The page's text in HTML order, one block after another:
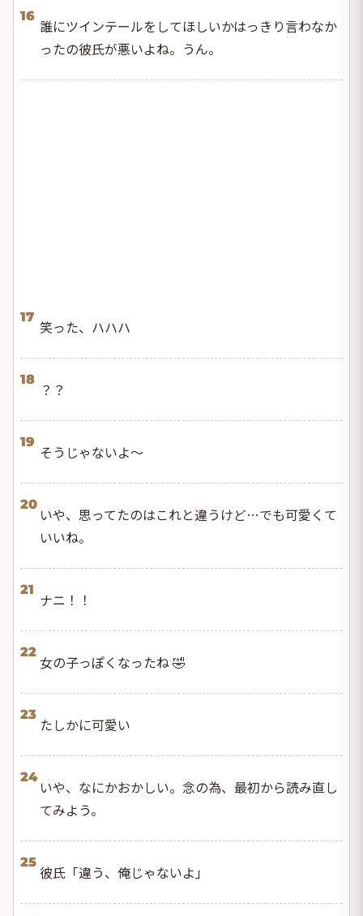
16
誰にツインテールをしてほしいかはっきり言わなか
ったの彼氏が悪いよね。うん。
17
笑った、ハハハ
18
？？
19
そうじゃないよ〜
20
いや、思ってたのはこれと違うけど…でも可愛くて
いいね。
21
ナニ！！
22
女の子っぽくなったね 🤣
23
たしかに可愛い
24
いや、なにかおかしい。念の為、最初から読み直し
てみよう。
25
彼氏「違う、俺じゃないよ」